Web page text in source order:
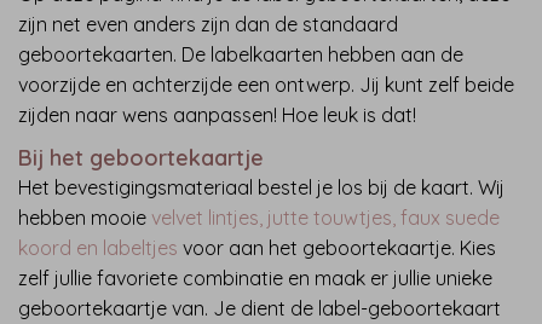
zijn net even anders zijn dan de standaard
geboortekaarten. De labelkaarten hebben aan de
voorzijde en achterzijde een ontwerp. Jij kunt zelf beide
zijden naar wens aanpassen! Hoe leuk is dat!
Bij het geboortekaartje
Het bevestigingsmateriaal bestel je los bij de kaart. Wij
hebben mooie velvet lintjes, jutte touwtjes, faux suede
koord en labeltjes voor aan het geboortekaartje. Kies
zelf jullie favoriete combinatie en maak er jullie unieke
geboortekaartje van. Je dient de label-geboortekaart